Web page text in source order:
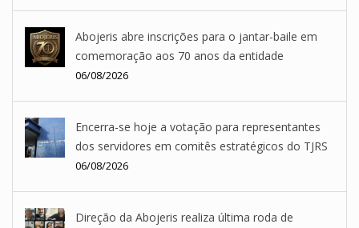
Abojeris abre inscrições para o jantar-baile em
comemoração aos 70 anos da entidade
06/08/2026
Encerra-se hoje a votação para representantes
dos servidores em comitês estratégicos do TJRS
06/08/2026
Direção da Abojeris realiza última roda de